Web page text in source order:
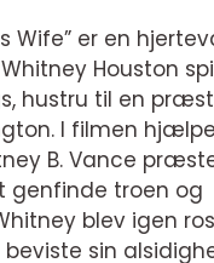
Wife” er en
Houston
hustru til en
I filmen
B. Vance
genfinde troen og
blev igen
sin